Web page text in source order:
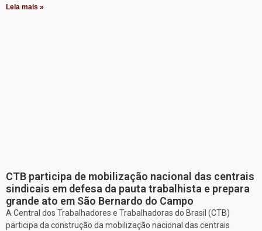
Leia mais »
CTB participa de mobilização nacional das centrais
sindicais em defesa da pauta trabalhista e prepara
grande ato em São Bernardo do Campo
A Central dos Trabalhadores e Trabalhadoras do Brasil (CTB)
participa da construção da mobilização nacional das centrais